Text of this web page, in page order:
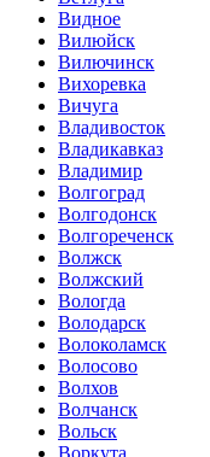
Видное
Вилюйск
Вилючинск
Вихоревка
Вичуга
Владивосток
Владикавказ
Владимир
Волгоград
Волгодонск
Волгореченск
Волжск
Волжский
Вологда
Володарск
Волоколамск
Волосово
Волхов
Волчанск
Вольск
Воркута